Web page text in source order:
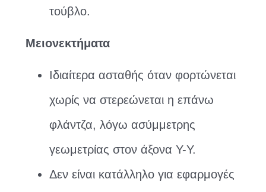
τούβλο.
Μειονεκτήματα
Ιδιαίτερα ασταθής όταν φορτώνεται
χωρίς να στερεώνεται η επάνω
φλάντζα, λόγω ασύμμετρης
γεωμετρίας στον άξονα Υ-Υ.
Δεν είναι κατάλληλο για εφαρμογές